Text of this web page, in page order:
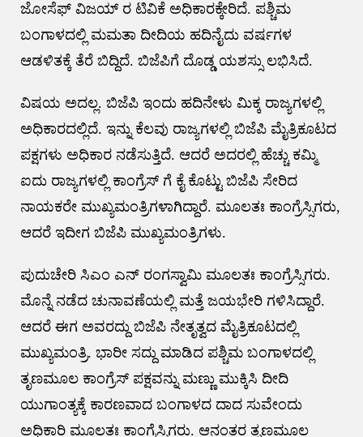
ಜೋಸೆಫ್ ವಿಜಯ್ ರ ಟಿವಿಕೆ ಅಧಿಕಾರಕ್ಕೇರಿದೆ. ಪಶ್ಚಿಮ
ಬಂಗಾಳದಲ್ಲಿ ಮಮತಾ ದೀದಿಯ ಹದಿನೈದು ವರ್ಷಗಳ
ಆಡಳಿತಕ್ಕೆ ತೆರೆ ಬಿದ್ದಿದೆ. ಬಿಜೆಪಿಗೆ ದೊಡ್ಡ ಯಶಸ್ಸು ಲಭಿಸಿದೆ.
ವಿಷಯ ಅದಲ್ಲ. ಬಿಜೆಪಿ ಇಂದು ಹದಿನೇಳು ಮಿಕ್ಕ ರಾಜ್ಯಗಳಲ್ಲಿ
ಅಧಿಕಾರದಲ್ಲಿದೆ. ಇನ್ನು ಕೆಲವು ರಾಜ್ಯಗಳಲ್ಲಿ ಬಿಜೆಪಿ ಮೈತ್ರಿಕೂಟದ
ಪಕ್ಷಗಳು ಅಧಿಕಾರ ನಡೆಸುತ್ತಿದೆ. ಆದರೆ ಅದರಲ್ಲಿ ಹೆಚ್ಚು ಕಮ್ಮಿ
ಐದು ರಾಜ್ಯಗಳಲ್ಲಿ ಕಾಂಗ್ರೆಸ್ ಗೆ ಕೈ ಕೊಟ್ಟು ಬಿಜೆಪಿ ಸೇರಿದ
ನಾಯಕರೇ ಮುಖ್ಯಮಂತ್ರಿಗಳಾಗಿದ್ದಾರೆ. ಮೂಲತಃ ಕಾಂಗ್ರೆಸ್ಸಿಗರು,
ಆದರೆ ಇದೀಗ ಬಿಜೆಪಿ ಮುಖ್ಯಮಂತ್ರಿಗಳು.
ಪುದುಚೇರಿ ಸಿಎಂ ಎನ್ ರಂಗಸ್ವಾಮಿ ಮೂಲತಃ ಕಾಂಗ್ರೆಸ್ಸಿಗರು.
ಮೊನ್ನೆ ನಡೆದ ಚುನಾವಣೆಯಲ್ಲಿ ಮತ್ತೆ ಜಯಭೇರಿ ಗಳಿಸಿದ್ದಾರೆ.
ಆದರೆ ಈಗ ಅವರದ್ದು ಬಿಜೆಪಿ ನೇತೃತ್ವದ ಮೈತ್ರಿಕೂಟದಲ್ಲಿ
ಮುಖ್ಯಮಂತ್ರಿ. ಭಾರೀ ಸದ್ದು ಮಾಡಿದ ಪಶ್ಚಿಮ ಬಂಗಾಳದಲ್ಲಿ
ತೃಣಮೂಲ ಕಾಂಗ್ರೆಸ್ ಪಕ್ಷವನ್ನು ಮಣ್ಣು ಮುಕ್ಕಿಸಿ ದೀದಿ
ಯುಗಾಂತ್ಯಕ್ಕೆ ಕಾರಣವಾದ ಬಂಗಾಳದ ದಾದ ಸುವೇಂದು
ಅಧಿಕಾರಿ ಮೂಲತಃ ಕಾಂಗ್ರೆಸ್ಸಿಗರು. ಆನಂತರ ತೃಣಮೂಲ